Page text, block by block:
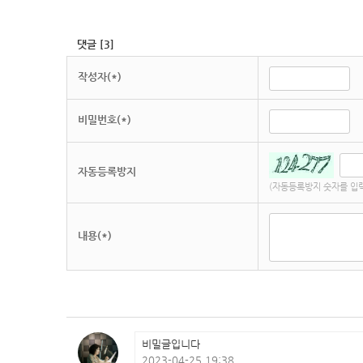
댓글 [3]
작성자(*)
비밀번호(*)
자동등록방지
(자동등록방지 숫자를 입
내용(*)
비밀글입니다
2023-04-25 19:38